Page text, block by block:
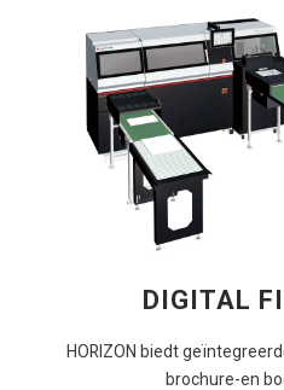
DIGITAL
HORIZON biedt
brochure-en